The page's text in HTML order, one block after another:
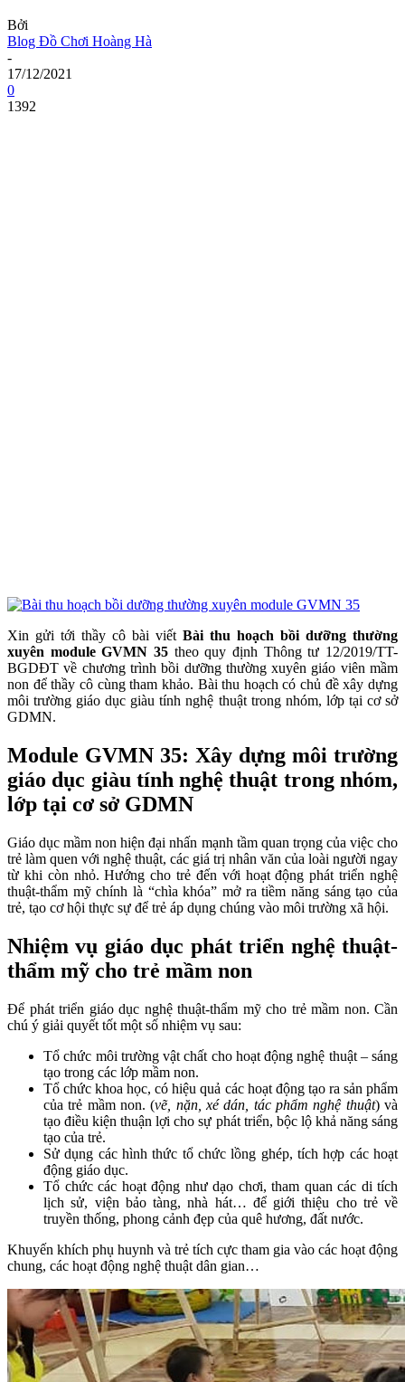
Bởi
Blog Đồ Chơi Hoàng Hà
-
17/12/2021
0
1392
Xin gửi tới thầy cô bài viết Bài thu hoạch bồi dưỡng thường
xuyên module GVMN 35 theo quy định Thông tư 12/2019/TT-
BGDĐT về chương trình bồi dưỡng thường xuyên giáo viên mầm
non để thầy cô cùng tham khảo. Bài thu hoạch có chủ đề xây dựng
môi trường giáo dục giàu tính nghệ thuật trong nhóm, lớp tại cơ sở
GDMN.
Module GVMN 35: Xây dựng môi trường
giáo dục giàu tính nghệ thuật trong nhóm,
lớp tại cơ sở GDMN
Giáo dục mầm non hiện đại nhấn mạnh tầm quan trọng của việc cho
trẻ làm quen với nghệ thuật, các giá trị nhân văn của loài người ngay
từ khi còn nhỏ. Hướng cho trẻ đến với hoạt động phát triển nghệ
thuật-thẩm mỹ chính là “chìa khóa” mở ra tiềm năng sáng tạo của
trẻ, tạo cơ hội thực sự để trẻ áp dụng chúng vào môi trường xã hội.
Nhiệm vụ giáo dục phát triển nghệ thuật-
thẩm mỹ cho trẻ mầm non
Để phát triển giáo dục nghệ thuật-thẩm mỹ cho trẻ mầm non. Cần
chú ý giải quyết tốt một số nhiệm vụ sau:
Tổ chức môi trường vật chất cho hoạt động nghệ thuật – sáng
tạo trong các lớp mầm non.
Tổ chức khoa học, có hiệu quả các hoạt động tạo ra sản phẩm
của trẻ mầm non. (vẽ, nặn, xé dán, tác phẩm nghệ thuật) và
tạo điều kiện thuận lợi cho sự phát triển, bộc lộ khả năng sáng
tạo của trẻ.
Sử dụng các hình thức tổ chức lồng ghép, tích hợp các hoạt
động giáo dục.
Tổ chức các hoạt động như dạo chơi, tham quan các di tích
lịch sử, viện bảo tàng, nhà hát… để giới thiệu cho trẻ về
truyền thống, phong cảnh đẹp của quê hương, đất nước.
Khuyến khích phụ huynh và trẻ tích cực tham gia vào các hoạt động
chung, các hoạt động nghệ thuật dân gian…